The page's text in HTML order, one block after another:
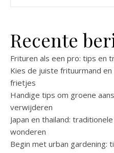
Recente
Frituren als een pro: tips en
Kies de juiste frituurmand
frietjes
Handige tips om groene
verwijderen
Japan en thailand:
wonderen
Begin met urban gardening: